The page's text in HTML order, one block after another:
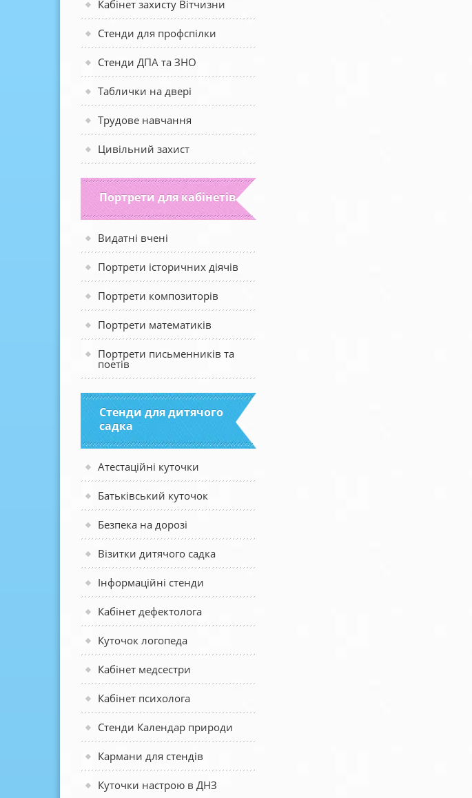
Кабінет захисту Вітчизни
Стенди для профспілки
Стенди ДПА та ЗНО
Таблички на двері
Трудове навчання
Цивільний захист
Портрети для кабінетів
Видатні вчені
Портрети історичних діячів
Портрети композиторів
Портрети математиків
Портрети письменників та
поетів
Стенди для дитячого
садка
Атестаційні куточки
Батьківський куточок
Безпека на дорозі
Візитки дитячого садка
Інформаційні стенди
Кабінет дефектолога
Куточок логопеда
Кабінет медсестри
Кабінет психолога
Стенди Календар природи
Кармани для стендів
Куточки настрою в ДНЗ